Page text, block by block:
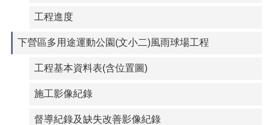
工程進度
下營區多用途運動公園(文小二)風雨球場工程
工程基本資料表(含位置圖)
施工影像紀錄
督導紀錄及缺失改善影像紀錄